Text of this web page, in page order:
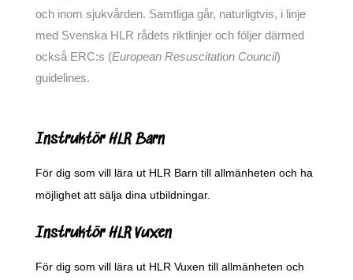
och inom sjukvården. Samtliga går, naturligtvis, i linje
med Svenska HLR rådets riktlinjer och följer därmed
också ERC:s (European Resuscitation Council)
guidelines.
Instruktör HLR Barn
För dig som vill lära ut HLR Barn till allmänheten och ha
möjlighet att sälja dina utbildningar.
Instruktör HLR Vuxen
För dig som vill lära ut HLR Vuxen till allmänheten och